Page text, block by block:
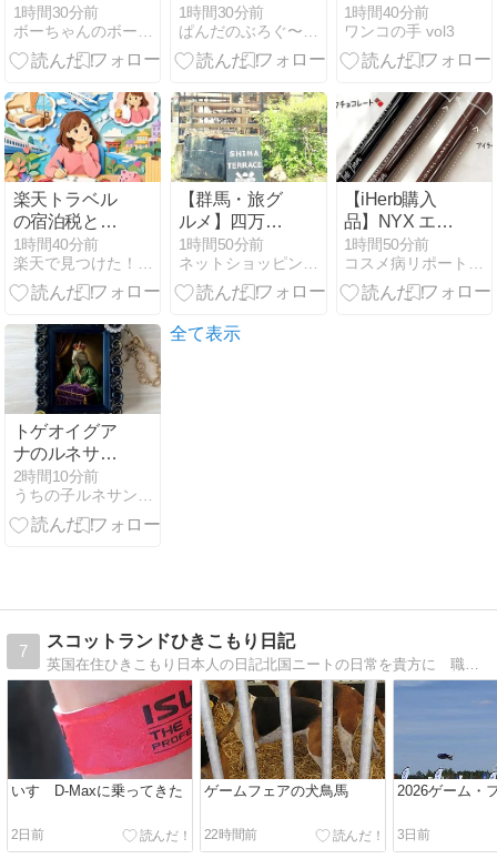
よ(^▽^;)
1時間30分前
ボーちゃんのボーは何のボー？
ッズフルコン
プリート!!
1時間30分前
ぱんだのぶろぐ〜毎日がプレゼント〜
1時間40分前
ワンコの手 vol3
楽天トラベル
の宿泊税と入
湯税は現地払
いか表示料金
の確認方法
1時間40分前
楽天で見つけた！厳選グッズ
【群馬・旅グ
ルメ】四万川
を眺めて絶品
ピザ！「シマ
テラス」で大
ランチ♩
1時間50分前
ネットショッピングDE美スタイル
【iHerb購入
品】NYX エピ
ックインクア
イライナー ブ
ラック良すぎ
1時間50分前
コスメ病リポート・・・ときどきトイプー
トゲオイグア
ナのルネサン
ス肖像画バッ
グチャームが
できました！
2時間10分前
うちの子ルネサンス公式ブログ
全て表示
7
スコットランドひきこもり日記
英国在住ひきこもり日本人の日記北国ニートの日常を貴方に 職を得てもひきこもりの矜持は忘れない、の精神で
いすゞD-Maxに乗ってきた
2日前
ゲームフェアの犬鳥馬
22時間前
2026ゲーム・
3日前